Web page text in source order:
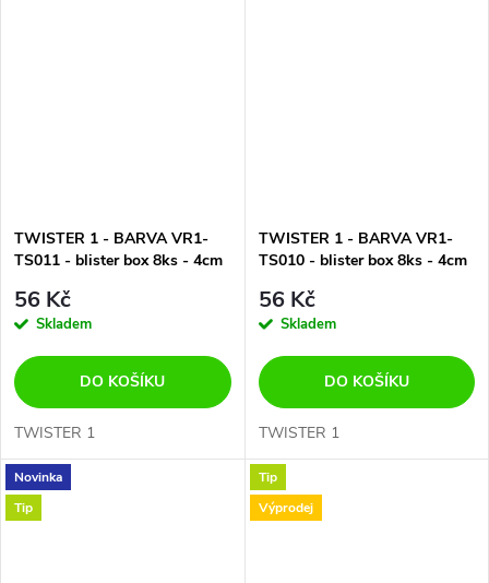
TWISTER 1 - BARVA VR1-
TS011 - blister box 8ks - 4cm
56 Kč
Skladem
DO KOŠÍKU
TWISTER 1
TWISTER 1 - BARVA VR1-
TS010 - blister box 8ks - 4cm
56 Kč
Skladem
DO KOŠÍKU
TWISTER 1
Novinka
Tip
Tip
Výprodej